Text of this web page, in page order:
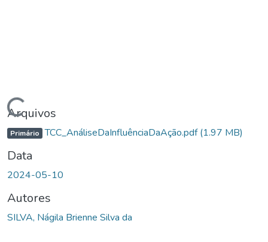
Carregando...
Arquivos
Primário TCC_AnáliseDaInfluênciaDaAção.pdf(1.97 MB)
Data
2024-05-10
Autores
SILVA, Nágila Brienne Silva da